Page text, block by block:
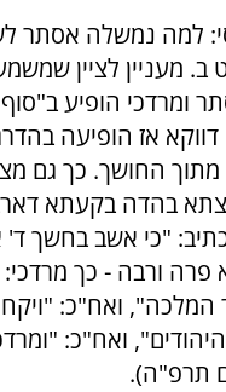
למה נמשלה אסתר
מעניין לציין
ומרדכי הופיע
אז הופיעה
החושך. כך גם
בהדה בקעתא
"כי אשב בחשך
ורבה - כך מרדכי:
ואח"כ:
ואח"כ:
תרפ"ה).